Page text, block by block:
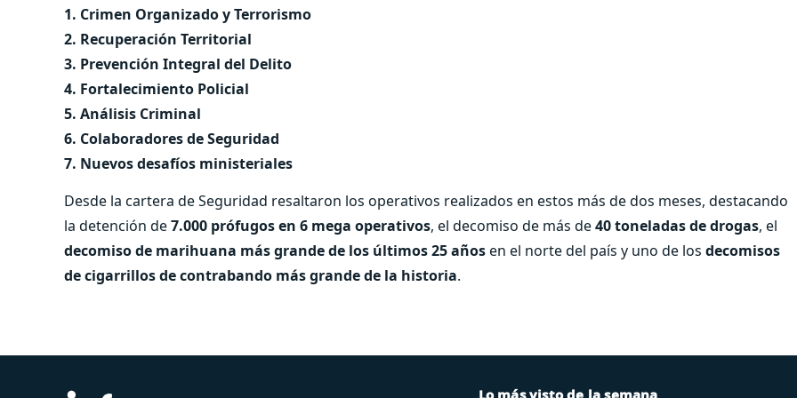
1. Crimen Organizado y Terrorismo
2. ⁠Recuperación Territorial
3. ⁠Prevención Integral del Delito
4. ⁠Fortalecimiento Policial
5. ⁠Análisis Criminal
6. ⁠Colaboradores de Seguridad
7. ⁠Nuevos desafíos ministeriales
Desde la cartera de Seguridad resaltaron los operativos realizados en estos más de dos meses, destacando
la detención de7.000 prófugos en 6 mega operativos, el decomiso de más de40 toneladas de drogas, el
decomiso de marihuana más grande de los últimos 25 añosen el norte del país y uno de los decomisos
de cigarrillos de contrabando más grande de la historia.
Lo más visto de la semana